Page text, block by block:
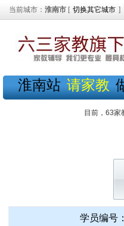
当前城市： 淮南市 [ 切换其它城市 ]
淮南站 请家教
目前，63家
学员编号：